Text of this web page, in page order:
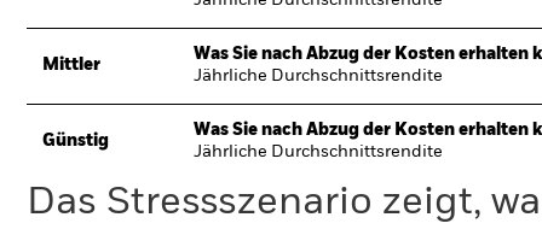
Mittler
Was Sie nach Abzug der Kosten erhalten
Jährliche Durchschnittsrendite
Günstig
Was Sie nach Abzug der Kosten erhalten
Jährliche Durchschnittsrendite
Das Stressszenario zeigt,